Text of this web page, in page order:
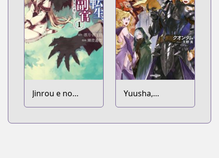
Jinrou e no
Tensei, Maou no
Yuusha,
Yamemasu: